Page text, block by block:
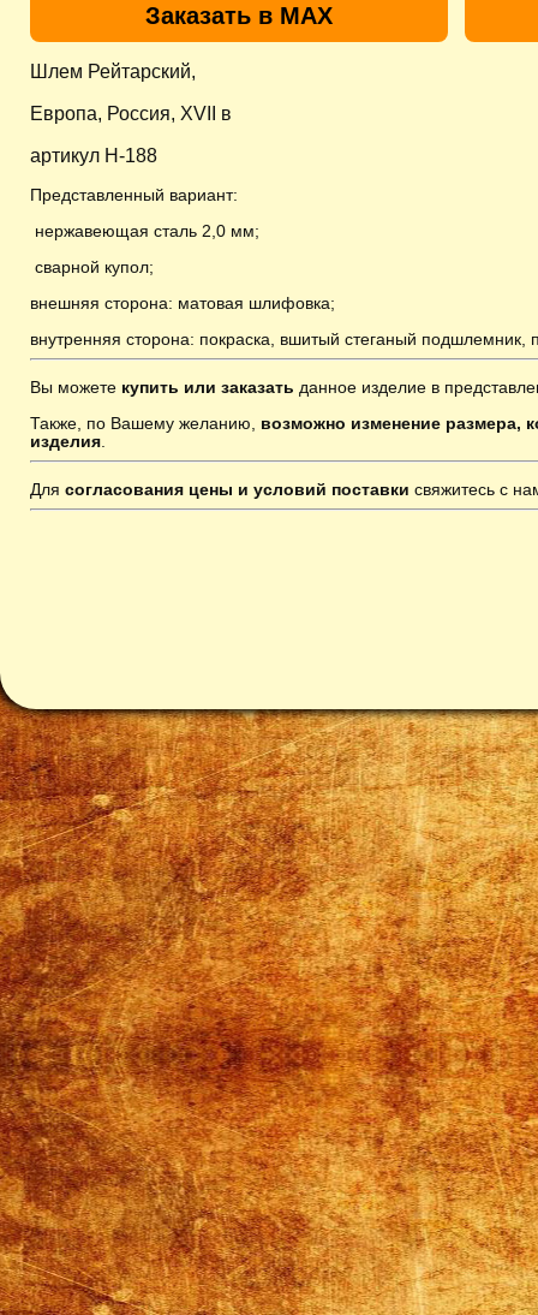
Заказать в MAX
Шлем Рейтарский,
Европа, Россия, XVII в
артикул H-188
Представленный вариант:
нержавеющая сталь 2,0 мм;
сварной купол;
внешняя сторона: матовая шлифовка;
внутренняя сторона: покраска, вшитый стеганый
Вы можете купить или заказать данное изделие в
Также, по Вашему желанию, возможно изменение размера,
изделия
Для согласования цены и условий поставки свяжитесь с